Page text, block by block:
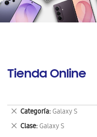
Tienda Online
Categoría Galaxy S
Eliminar
este
artículo
Clase Galaxy S
Eliminar